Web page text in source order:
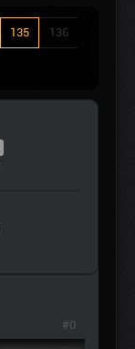
135 136
#0